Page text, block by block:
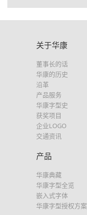
关于华康
董事长的话
华康的历史
沿革
产品服务
华康字型史
获奖项目
企业LOGO
交通资讯
产品
华康典藏
华康字型全览
嵌入式字体
华康字型授权方案